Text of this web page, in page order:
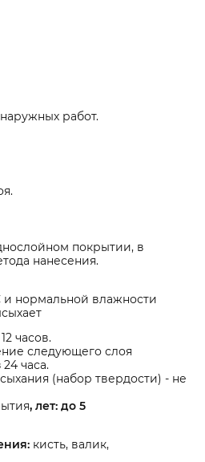
работ.
покрытии, в
нанесения.
и нормальной влажности
часов.
следующего слоя
часа.
(набор твердости) - не
, лет: до 5
кисть, валик,